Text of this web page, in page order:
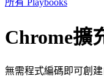
所有 Playbooks
Chrome擴
無需程式編碼即可創